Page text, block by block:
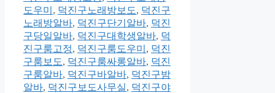
도우미 , 덕진구노래방보도, 덕진구
노래방알바, 덕진구단기알바, 덕진
구당일알바, 덕진구대학생알바, 덕
진구룸고정, 덕진구룸도우미 , 덕진
구룸보도, 덕진구룸싸롱알바, 덕진
구룸알바, 덕진구바알바, 덕진구밤
알바, 덕진구보도사무실, 덕진구야